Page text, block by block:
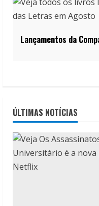
Lançamentos da
ÚLTIMAS NOTÍCIAS